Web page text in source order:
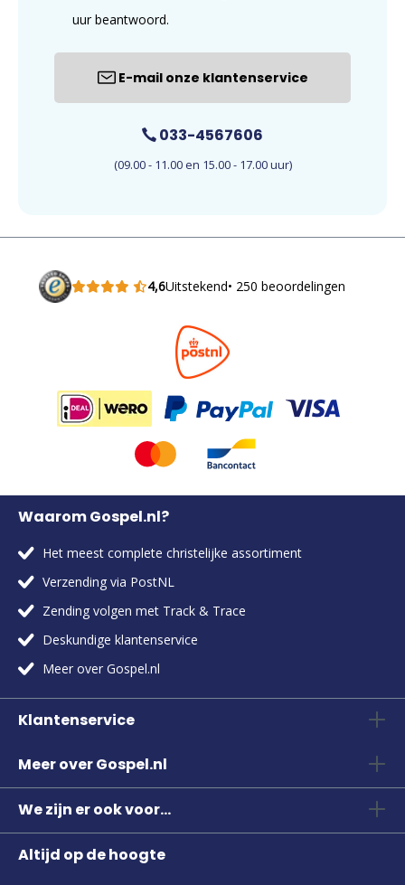
uur beantwoord.
E-mail onze klantenservice
033-4567606
(09.00 - 11.00 en 15.00 - 17.00 uur)
4,6Uitstekend• 250 beoordelingen
Waarom Gospel.nl?
Het meest complete christelijke assortiment
Verzending via PostNL
Zending volgen met Track & Trace
Deskundige klantenservice
Meer over Gospel.nl
Klantenservice
Meer over Gospel.nl
We zijn er ook voor...
Altijd op de hoogte